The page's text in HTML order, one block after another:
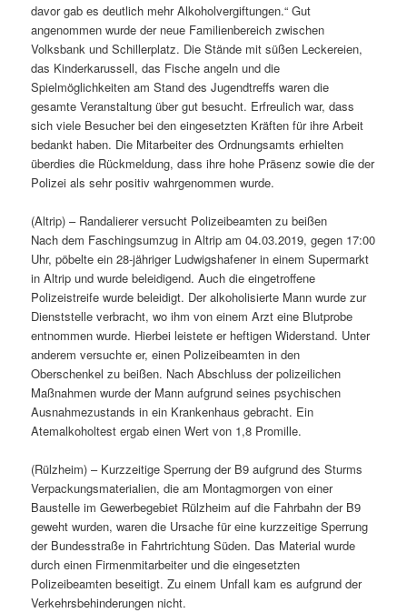
davor gab es deutlich mehr Alkoholvergiftungen.“ Gut
angenommen wurde der neue Familienbereich zwischen
Volksbank und Schillerplatz. Die Stände mit süßen Leckereien,
das Kinderkarussell, das Fische angeln und die
Spielmöglichkeiten am Stand des Jugendtreffs waren die
gesamte Veranstaltung über gut besucht. Erfreulich war, dass
sich viele Besucher bei den eingesetzten Kräften für ihre Arbeit
bedankt haben. Die Mitarbeiter des Ordnungsamts erhielten
überdies die Rückmeldung, dass ihre hohe Präsenz sowie die der
Polizei als sehr positiv wahrgenommen wurde.
(Altrip) – Randalierer versucht Polizeibeamten zu beißen
Nach dem Faschingsumzug in Altrip am 04.03.2019, gegen 17:00
Uhr, pöbelte ein 28-jähriger Ludwigshafener in einem Supermarkt
in Altrip und wurde beleidigend. Auch die eingetroffene
Polizeistreife wurde beleidigt. Der alkoholisierte Mann wurde zur
Dienststelle verbracht, wo ihm von einem Arzt eine Blutprobe
entnommen wurde. Hierbei leistete er heftigen Widerstand. Unter
anderem versuchte er, einen Polizeibeamten in den
Oberschenkel zu beißen. Nach Abschluss der polizeilichen
Maßnahmen wurde der Mann aufgrund seines psychischen
Ausnahmezustands in ein Krankenhaus gebracht. Ein
Atemalkoholtest ergab einen Wert von 1,8 Promille.
(Rülzheim) – Kurzzeitige Sperrung der B9 aufgrund des Sturms
Verpackungsmaterialien, die am Montagmorgen von einer
Baustelle im Gewerbegebiet Rülzheim auf die Fahrbahn der B9
geweht wurden, waren die Ursache für eine kurzzeitige Sperrung
der Bundesstraße in Fahrtrichtung Süden. Das Material wurde
durch einen Firmenmitarbeiter und die eingesetzten
Polizeibeamten beseitigt. Zu einem Unfall kam es aufgrund der
Verkehrsbehinderungen nicht.